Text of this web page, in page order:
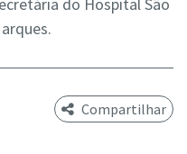
Compartilhar